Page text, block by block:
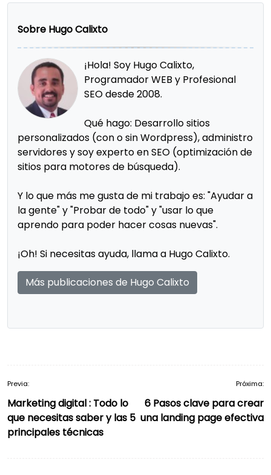
Sobre Hugo Calixto
¡Hola! Soy Hugo Calixto,
Programador WEB y Profesional
SEO desde 2008.
Qué hago: Desarrollo sitios
personalizados (con o sin Wordpress), administro
servidores y soy experto en SEO (optimización de
sitios para motores de búsqueda).
Y lo que más me gusta de mi trabajo es: "Ayudar a
la gente" y "Probar de todo" y "usar lo que
aprendo para poder hacer cosas nuevas".
¡Oh! Si necesitas ayuda, llama a Hugo Calixto.
Más publicaciones de Hugo Calixto
Navegación
de
entradas
Previa:
Marketing digital : Todo lo
que necesitas saber y las 5
principales técnicas
Próxima:
6 Pasos clave para crear
una landing page efectiva